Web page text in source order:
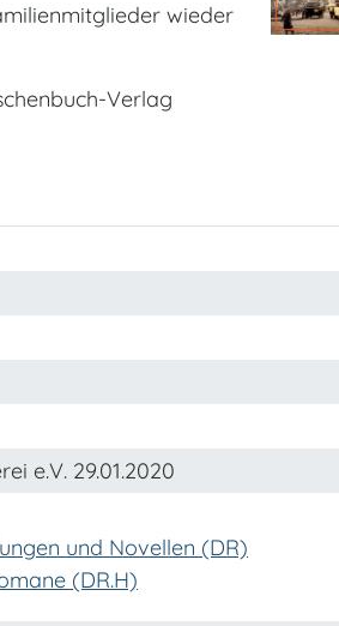
wieder
Verlag
e.V. 29.01.2020
und Novellen (DR)
(DR.H)